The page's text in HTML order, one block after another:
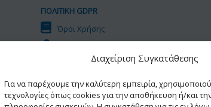
Διαχείριση Συγκατάθεσης
Για να παρέχουμε την καλύτερη εμπειρία,
τεχνολογίες όπως cookies για την αποθήκευση ή/και
ΠΟΛΙΤΙΚΗ GDPR
Όροι Χρήσης
Πολιτική Cookies
Δήλωση Προσβασιμότητας